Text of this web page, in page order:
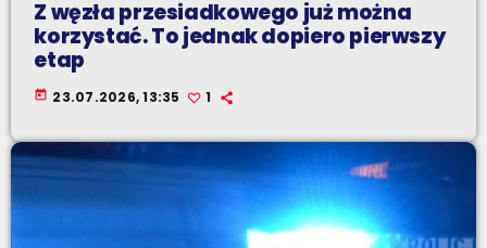
Z węzła przesiadkowego już można
korzystać. To jednak dopiero pierwszy
etap
today 23.07.2026, 13:35 1